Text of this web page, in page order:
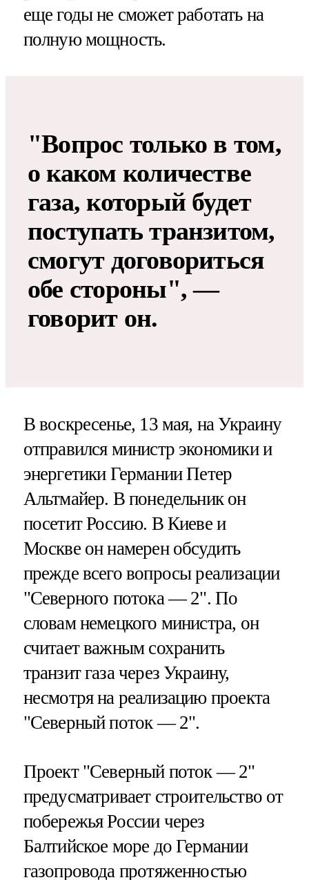
еще годы не сможет работать на
полную мощность.
"Вопрос только в том,
о каком количестве
газа, который будет
поступать транзитом,
смогут договориться
обе стороны", —
говорит он.
В воскресенье, 13 мая, на Украину
отправился министр экономики и
энергетики Германии Петер
Альтмайер. В понедельник он
посетит Россию. В Киеве и
Москве он намерен обсудить
прежде всего вопросы реализации
"Северного потока — 2". По
словам немецкого министра, он
считает важным сохранить
транзит газа через Украину,
несмотря на реализацию проекта
"Северный поток — 2".
Проект "Северный поток — 2"
предусматривает строительство от
побережья России через
Балтийское море до Германии
газопровода протяженностью